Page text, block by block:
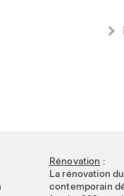

Rénovation :
La rénovation
contemporain